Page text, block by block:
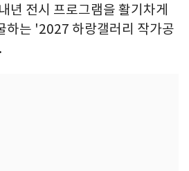
년 전시 프로그램을 활기차게
하는 '2027 하랑갤러리 작가공